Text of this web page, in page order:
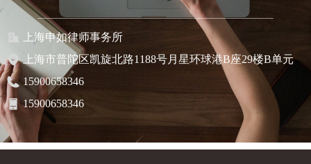
上海申如律师事务所
上海市普陀区凯旋北路1188号月星环球港B座29楼B单元
15900658346
15900658346